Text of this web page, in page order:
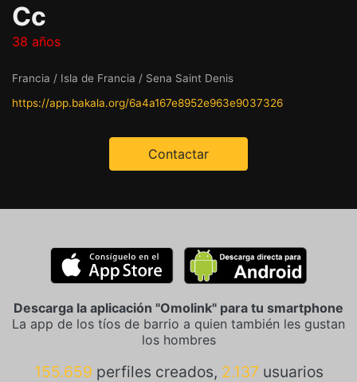
Cc
38 años
Francia / Isla de Francia / Sena Saint Denis
https://app.bakala.org/6a4a167e8952e963e9037326
Contactar
Descarga la aplicación "Omolink" para tu smartphone
La app de los tíos de barrio a quien también les gustan
los hombres
155.659 perfiles creados, 2.137 usuarios